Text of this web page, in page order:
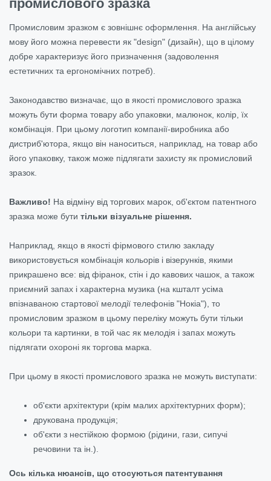
промислового зразка
Промисловим зразком є зовнішнє оформлення. На англійську
мову його можна перевести як "design" (дизайн), що в цілому
добре характеризує його призначення (задоволення
естетичних та ергономічних потреб).
Законодавство визначає, що в якості промислового зразка
можуть бути форма товару або упаковки, малюнок, колір, їх
комбінація. При цьому логотип компанії-виробника або
дистриб'ютора, якщо він наноситься, наприклад, на товар або
його упаковку, також може підлягати захисту як промисловий
зразок.
Важливо! На відміну від торгових марок, об'єктом патентного
зразка може бути тільки візуальне рішення.
Наприклад, якщо в якості фірмового стилю закладу
використовується комбінація кольорів і візерунків, якими
прикрашено все: від фіранок, стін і до кавових чашок, а також
приємний запах і характерна музика (на кшталт усіма
впізнаваною стартової мелодії телефонів "Нокіа"), то
промисловим зразком в цьому переліку можуть бути тільки
кольори та картинки, в той час як мелодія і запах можуть
підлягати охороні як торгова марка.
При цьому в якості промислового зразка не можуть виступати:
об'єкти архітектури (крім малих архітектурних форм);
друкована продукція;
об'єкти з нестійкою формою (рідини, гази, сипучі
речовини та ін.).
Ось кілька нюансів, що стосуються патентування